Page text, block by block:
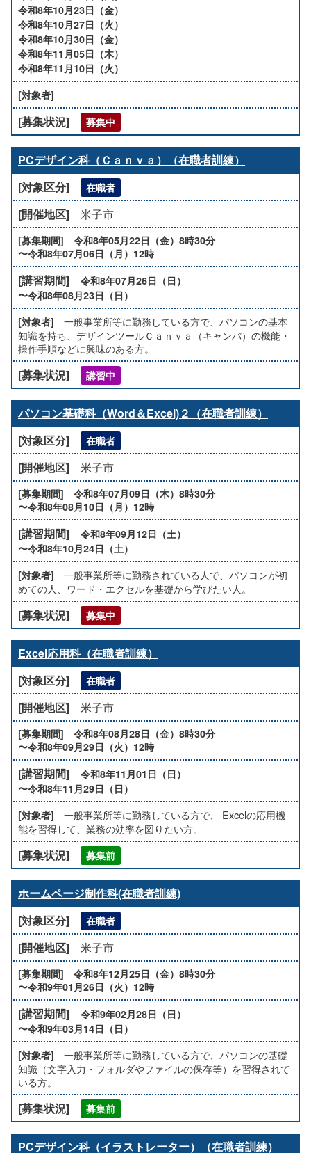
令和8年10月23日（金）
令和8年10月27日（火）
令和8年10月30日（金）
令和8年11月05日（木）
令和8年11月10日（火）
募集中
PCデザイン科（Ｃａｎｖａ）（在職者訓練）
在職者
米子市
令和8年05月22日（金）8時30分
〜令和8年07月06日（月）12時
令和8年07月26日（日）
〜令和8年08月23日（日）
一般事業所等に勤務している方で、パソコンの基本
知識を持ち、デザインツールＣａｎｖａ（キャンバ）の機能・
操作手順などに興味のある方。
講習中
パソコン基礎科（Word＆Excel)２（在職者訓練）
在職者
米子市
令和8年07月09日（木）8時30分
〜令和8年08月10日（月）12時
令和8年09月12日（土）
〜令和8年10月24日（土）
一般事業所等に勤務されている人で、パソコンが初
めての人、ワード・エクセルを基礎から学びたい人。
募集中
Excel応用科（在職者訓練）
在職者
米子市
令和8年08月28日（金）8時30分
〜令和8年09月29日（火）12時
令和8年11月01日（日）
〜令和8年11月29日（日）
一般事業所等に勤務している方で、 Excelの応用機
能を習得して、業務の効率を図りたい方。
募集前
ホームページ制作科(在職者訓練)
在職者
米子市
令和8年12月25日（金）8時30分
〜令和9年01月26日（火）12時
令和9年02月28日（日）
〜令和9年03月14日（日）
一般事業所等に勤務している方で、パソコンの基礎
知識（文字入力・フォルダやファイルの保存等）を習得されて
いる方。
募集前
PCデザイン科（イラストレーター）（在職者訓練）